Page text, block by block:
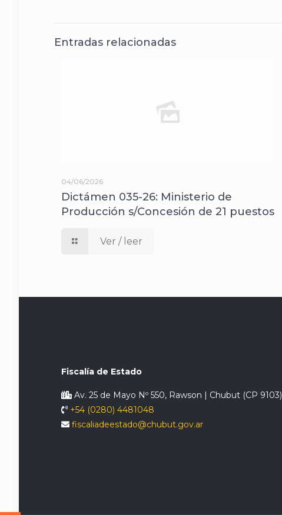
Entradas relacionadas
04/06/2026
Dictámen 035-26: Ministerio de
Producción s/Concesión de 21 puestos
Ver / leer
Fiscalía de Estado
Av. 25 de Mayo Nº 550, Rawson | Chubut (CP 9103)
+54 (0280) 4481048
fiscaliadeestado@chubut.gov.ar